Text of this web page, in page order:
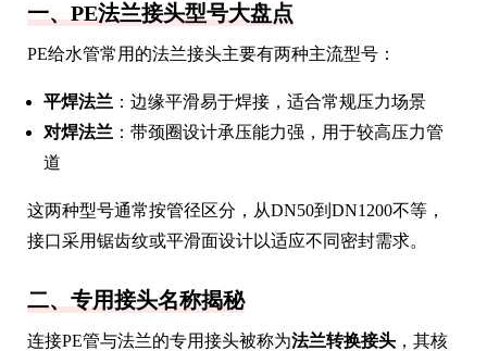
一、PE法兰接头型号大盘点
PE给水管常用的法兰接头主要有两种主流型号：
平焊法兰 ：边缘平滑易于焊接，适合常规压力场景
对焊法兰 ：带颈圈设计承压能力强，用于较高压力管
道
这两种型号通常按管径区分，从DN50到DN1200不等，
接口采用锯齿纹或平滑面设计以适应不同密封需求。
二、专用接头名称揭秘
连接PE管与法兰的专用接头被称为法兰转换接头 ，其核